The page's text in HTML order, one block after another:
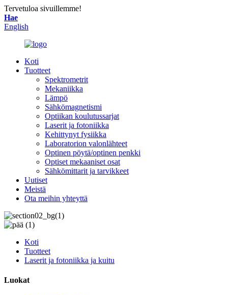
Tervetuloa sivuillemme!
Hae
English
Koti
Tuotteet
Spektrometrit
Mekaniikka
Lämpö
Sähkömagnetismi
Optiikan koulutussarjat
Laserit ja fotoniikka
Kehittynyt fysiikka
Laboratorion valonlähteet
Optinen pöytä/optinen penkki
Optiset mekaaniset osat
Sähkömittarit ja tarvikkeet
Uutiset
Meistä
Ota meihin yhteyttä
Koti
Tuotteet
Laserit ja fotoniikka ja kuitu
Luokat